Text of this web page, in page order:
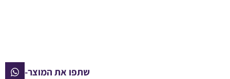
שתפו את המוצר-